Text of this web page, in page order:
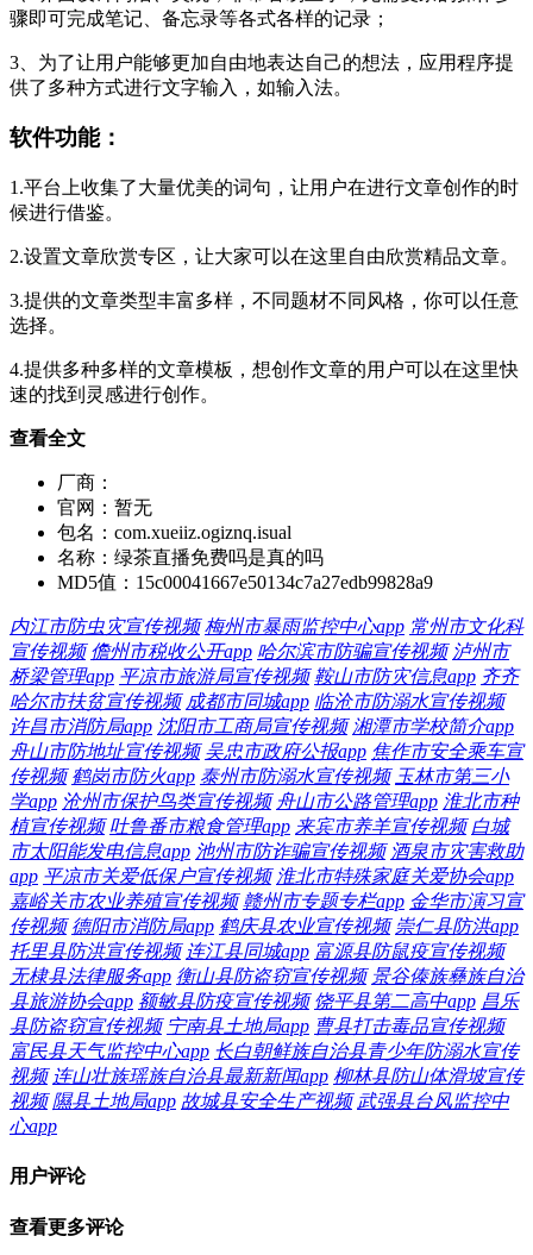
骤即可完成笔记、备忘录等各式各样的记录；
3、为了让用户能够更加自由地表达自己的想法，应用程序提
供了多种方式进行文字输入，如输入法。
软件功能：
1.平台上收集了大量优美的词句，让用户在进行文章创作的时
候进行借鉴。
2.设置文章欣赏专区，让大家可以在这里自由欣赏精品文章。
3.提供的文章类型丰富多样，不同题材不同风格，你可以任意
选择。
4.提供多种多样的文章模板，想创作文章的用户可以在这里快
速的找到灵感进行创作。
查看全文
厂商：
官网： 暂无
包名： com.xueiiz.ogiznq.isual
名称： 绿茶直播免费吗是真的吗
MD5值： 15c00041667e50134c7a27edb99828a9
内江市防虫灾宣传视频 梅州市暴雨监控中心app 常州市文化科
宣传视频 儋州市税收公开app 哈尔滨市防骗宣传视频 泸州市
桥梁管理app 平凉市旅游局宣传视频 鞍山市防灾信息app 齐齐
哈尔市扶贫宣传视频 成都市同城app 临沧市防溺水宣传视频
许昌市消防局app 沈阳市工商局宣传视频 湘潭市学校简介app
舟山市防地址宣传视频 吴忠市政府公报app 焦作市安全乘车宣
传视频 鹤岗市防火app 泰州市防溺水宣传视频 玉林市第三小
学app 沧州市保护鸟类宣传视频 舟山市公路管理app 淮北市种
植宣传视频 吐鲁番市粮食管理app 来宾市养羊宣传视频 白城
市太阳能发电信息app 池州市防诈骗宣传视频 酒泉市灾害救助
app 平凉市关爱低保户宣传视频 淮北市特殊家庭关爱协会app
嘉峪关市农业养殖宣传视频 赣州市专题专栏app 金华市演习宣
传视频 德阳市消防局app 鹤庆县农业宣传视频 崇仁县防洪app
托里县防洪宣传视频 连江县同城app 富源县防鼠疫宣传视频
无棣县法律服务app 衡山县防盗窃宣传视频 景谷傣族彝族自治
县旅游协会app 额敏县防疫宣传视频 饶平县第二高中app 昌乐
县防盗窃宣传视频 宁南县土地局app 曹县打击毒品宣传视频
富民县天气监控中心app 长白朝鲜族自治县青少年防溺水宣传
视频 连山壮族瑶族自治县最新新闻app 柳林县防山体滑坡宣传
视频 隰县土地局app 故城县安全生产视频 武强县台风监控中
心app
用户评论
查看更多评论